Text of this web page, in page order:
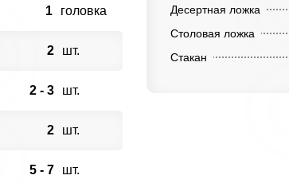
1 головка
2 шт.
2 - 3 шт.
2 шт.
5 - 7 шт.
Десертная ложка
Столовая ложка
Стакан